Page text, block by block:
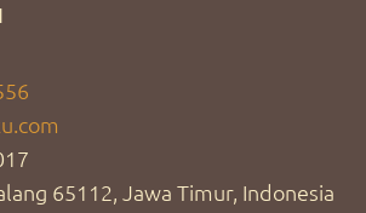
65112, Jawa Timur, Indonesia